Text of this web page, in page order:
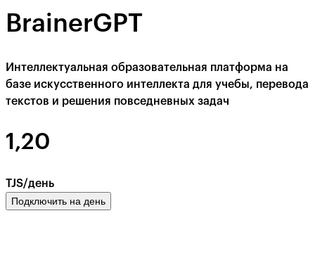
BrainerGPT
Интеллектуальная образовательная платформа на
базе искусственного интеллекта для учебы, перевода
текстов и решения повседневных задач
1,20
TJS/день
Подключить на день